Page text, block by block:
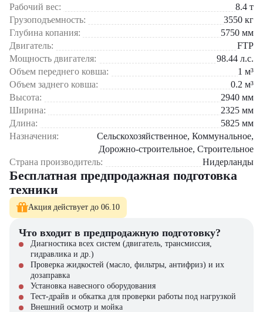
Надежность
прочная конструкция и
износостойкие компоненты
гарантируют долгий срок
службы в самых разных
Экономичность
оптимизированный расход
топлива и низкие
эксплуатационные затраты
делают эксплуатацию
Экскаватор-погрузчик New Holland B90Bактивно используется в
строительстве, дорожных работах, жилищно-коммунальном
хозяйстве и сельском хозяйстве. Он подходит для рытья траншей,
установки инженерных коммуникаций, загрузки сыпучих
материалов, благоустройства территорий и выполнения
погрузочно-разгрузочных операций. Благодаря своей
маневренности, техника легко работает даже на ограниченных
Экскаватор-погрузчик New Holland B90B– это идеальное
сочетание мощности, надежности и многофункциональности. Он
заменяет сразу несколько единиц техники, что позволяет
оптимизировать рабочие процессы и сократить затраты. Высокая
производительность, удобство эксплуатации и долговечность
делают его выгодным вложением для строительных компаний и
предприятий разных сфер.
Рабочий вес:
8.4 т
Грузоподъемность:
3550 кг
Глубина копания:
5750 мм
Двигатель:
FTP
Мощность двигателя:
98.44 л.с.
Объем переднего ковша:
1 м³
Объем заднего ковша:
0.2 м³
Высота:
2940 мм
Ширина:
2325 мм
Длина:
5825 мм
Назначения:
Сельскохозяйственное, Коммунальное,
Дорожно-строительное, Строительное
Страна производитель:
Нидерланды
Бесплатная предпродажная подготовка
техники
Акция действует до 06.10
Что входит в предпродажную подготовку?
Диагностика всех систем (двигатель, трансмиссия,
гидравлика и др.)
Проверка жидкостей (масло, фильтры, антифриз) и их
дозаправка
Установка навесного оборудования
Тест-драйв и обкатка для проверки работы под нагрузкой
Внешний осмотр и мойка